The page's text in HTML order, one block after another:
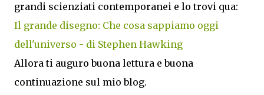
grandi scienziati contemporanei e lo trovi qua:
Il grande disegno: Che cosa sappiamo oggi
dell'universo - di Stephen Hawking
Allora ti auguro buona lettura e buona
continuazione sul mio blog.